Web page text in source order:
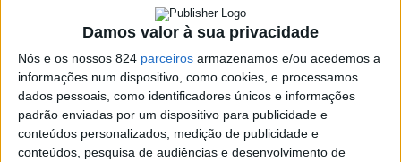
Damos valor à sua privacidade
Nós e os nossos 824 parceiros armazenamos e/ou acedemos a
informações num dispositivo, como cookies, e processamos
dados pessoais, como identificadores únicos e informações
padrão enviadas por um dispositivo para publicidade e
conteúdos personalizados, medição de publicidade e
conteúdos, pesquisa de audiências e desenvolvimento de